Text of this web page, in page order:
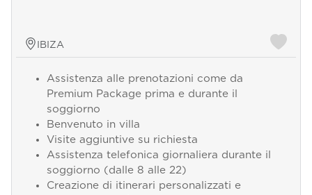
IBIZA
Assistenza alle prenotazioni come da
Premium Package prima e durante il
soggiorno
Benvenuto in villa
Visite aggiuntive su richiesta
Assistenza telefonica giornaliera durante il
soggiorno (dalle 8 alle 22)
Creazione di itinerari personalizzati e